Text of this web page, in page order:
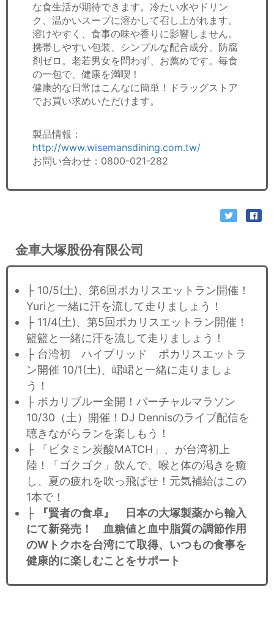
な食生活が期待できます。冷たい水やドリン
ク、温かいスープに溶かして召し上がれます。
溶けやすく、食事の味や香りに影響しません。
携帯しやすい包装、シンプルな配合成分、防腐
剤ゼロ。老若男女を問わず、お薦めです。毎食
の一包で、健康を満喫！
健康的な日常はこんなに簡単！ドラッグストア
でお買い求めいただけます。
製品情報：
http://www.wisemansdining.com.tw/
お問い合わせ：0800-021-282
金車大塚股份有限公司
├ 10/5(土)、第6回ポカリスエットラン開催！
Yuriと一緒に汗を流して走りましょう！
├ 11/4(土)、第5回ポカリスエットラン開催！
籃籃と一緒に汗を流して走りましょう！
├ 台湾初 ハイブリッド ポカリスエットラ
ン開催 10/1(土)、峮峮と一緒に走りましょ
う！
├ ポカリブルー全開！バーチャルマラソン
10/30（土）開催！DJ Dennisのライブ配信を
聴きながらランを楽しもう！
├ 「ビタミン炭酸MATCH」、が台湾初上
陸！「ゴクゴク」飲んで、喉と体の渇きを癒
し、夏の疲れを吹っ飛ばせ！元気補給はこの
1本で！
├
『賢者の食卓』 日本の大塚製薬から輸入
にて新発売！ 血糖値と血中脂質の調節作用
のWトクホを台湾にて取得、いつもの食事を
健康的に楽しむことをサポート